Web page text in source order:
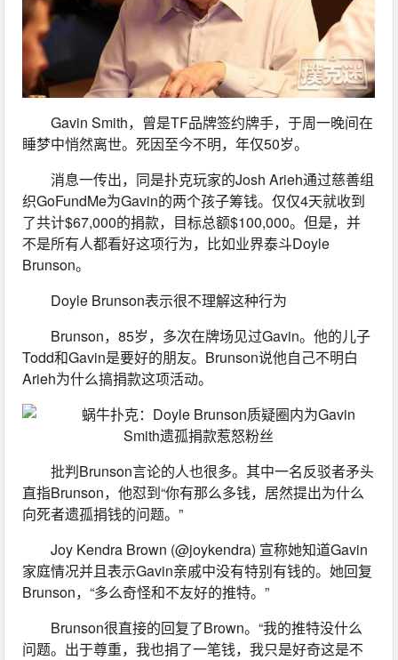
Gavin Smith，曾是TF品牌签约牌手，于周一晚间在
睡梦中悄然离世。死因至今不明，年仅50岁。
消息一传出，同是扑克玩家的Josh Arieh通过慈善组
织GoFundMe为Gavin的两个孩子筹钱。仅仅4天就收到
了共计$67,000的捐款，目标总额$100,000。但是，并
不是所有人都看好这项行为，比如业界泰斗Doyle
Brunson。
Doyle Brunson表示很不理解这种行为
Brunson，85岁，多次在牌场见过Gavin。他的儿子
Todd和Gavin是要好的朋友。Brunson说他自己不明白
Arieh为什么搞捐款这项活动。
批判Brunson言论的人也很多。其中一名反驳者矛头
直指Brunson，他怼到“你有那么多钱，居然提出为什么
向死者遗孤捐钱的问题。”
Joy Kendra Brown (@joykendra) 宣称她知道Gavin
家庭情况并且表示Gavin亲戚中没有特别有钱的。她回复
Brunson，“多么奇怪和不友好的推特。”
Brunson很直接的回复了Brown。“我的推特没什么
问题。出于尊重，我也捐了一笔钱，我只是好奇这是不